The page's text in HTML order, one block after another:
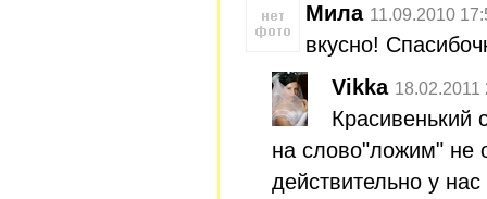
Мила 11.09.2010
вкусно!
Vikka 18.02.2011
Красивенький
на слово"ложим" не
действительно у